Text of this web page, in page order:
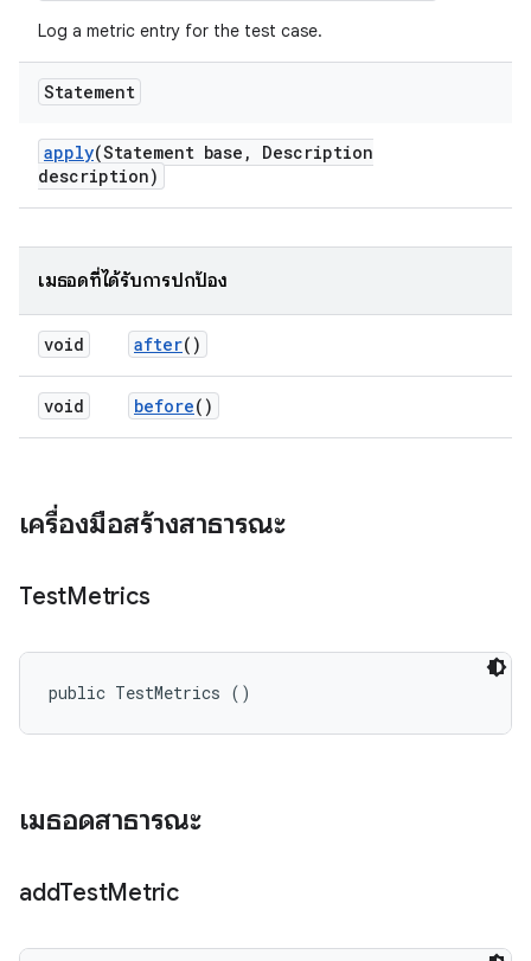
Log a metric entry for the test case.
Statement
apply(Statement base ,
Description
description)
เมธอดที่ได้รับการปกป้อง
void after()
void before()
เครื่องมือสร้างสาธารณะ
TestMetrics
public TestMetrics ()
เมธอดสาธารณะ
addTestMetric